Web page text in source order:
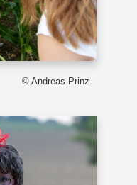
© Andreas Prinz